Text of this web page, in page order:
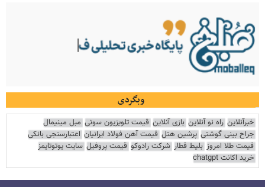
وبگردی
خبرآنلاین راه نو آنلاین بازی آنلاین قیمت تلویزیون سونی مبل مینیمال
جراح بینی گوشتی پرشین هتل قیمت آهن فولاد ایرانیان اعتبارسنجی بانکی
قیمت طلا امروز بلیط قطار شرکت رادوکو قیمت پروفیل سایت یوتوتایمز
خرید اکانت chatgpt